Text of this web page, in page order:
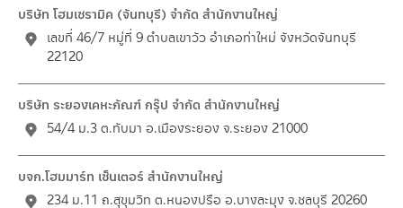
บริษัท โฮมเซรามิค (จันทบุรี) จำกัด สำนักงานใหญ่
เลขที่ 46/7 หมู่ที่ 9 ตำบลเขาวัว อำเภอท่าใหม่ จังหวัดจันทบุรี
22120
บริษัท ระยองเคหะภัณฑ์ กรุ๊ป จำกัด สำนักงานใหญ่
54/4 ม.3 ต.ทับมา อ.เมืองระยอง จ.ระยอง 21000
บจก.โฮมมาร์ท เซ็นเตอร์ สำนักงานใหญ่
234 ม.11 ถ.สุขุมวิท ต.หนองปรือ อ.บางละมุง จ.ชลบุรี 20260